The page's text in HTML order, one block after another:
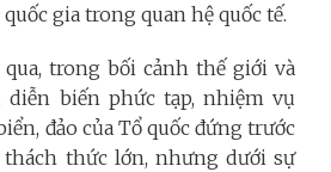
quốc gia trong quan hệ quốc tế.
trong bối cảnh thế giới và
biến phức tạp, nhiệm vụ
đảo của Tổ quốc đứng trước
thức lớn, nhưng dưới sự